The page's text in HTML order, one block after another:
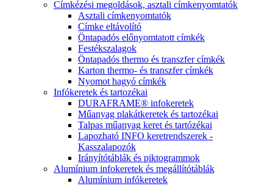
Címkézési megoldások, asztali címkenyomtatók
Asztali címkenyomtatók
Címke eltávolító
Öntapadós előnyomtatott címkék
Festékszalagok
Öntapadós thermo és transzfer címkék
Karton thermo- és transzfer címkék
Nyomot hagyó címkék
Infókeretek és tartozékai
DURAFRAME® infokeretek
Műanyag plakátkeretek és tartozékai
Talpas műanyag keret és tartózékai
Lapozható INFO keretrendszerek -
Kasszalapozók
Irányítótáblák és piktogrammok
Alumínium infokeretek és megállítótáblák
Alumínium infókeretek